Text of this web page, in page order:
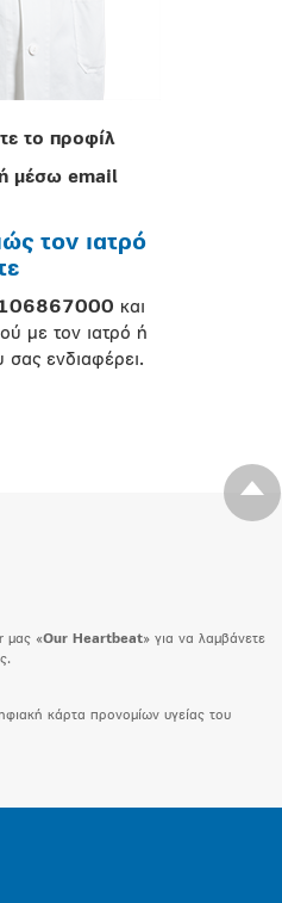
το προφίλ
μέσω email
τον ιατρό
και
με τον ιατρό ή
σας ενδιαφέρει.
μας «Our Heartbeat» για να λαμβάνετε
κάρτα προνομίων υγείας του